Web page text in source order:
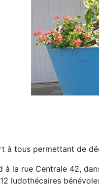
à tous permettant de
à la rue Centrale 42,
ludothécaires